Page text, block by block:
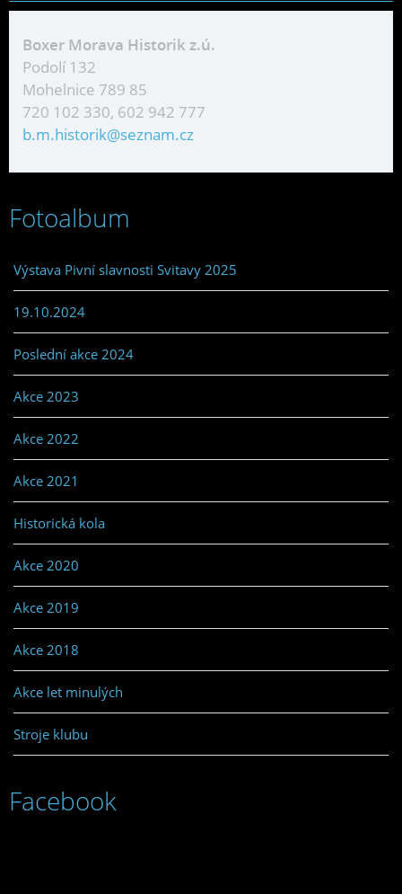
Boxer Morava Historik z.ú.
Podolí 132
Mohelnice 789 85
720 102 330, 602 942 777
b.m.historik@seznam.cz
Fotoalbum
Výstava Pivní slavnosti Svitavy 2025
19.10.2024
Poslední akce 2024
Akce 2023
Akce 2022
Akce 2021
Historická kola
Akce 2020
Akce 2019
Akce 2018
Akce let minulých
Stroje klubu
Facebook